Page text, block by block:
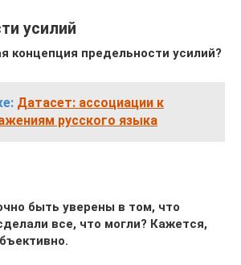
усилий
концепция предельности усилий?
Датасет: ассоциации к
русского языка
быть уверены в том, что
все, что могли? Кажется,